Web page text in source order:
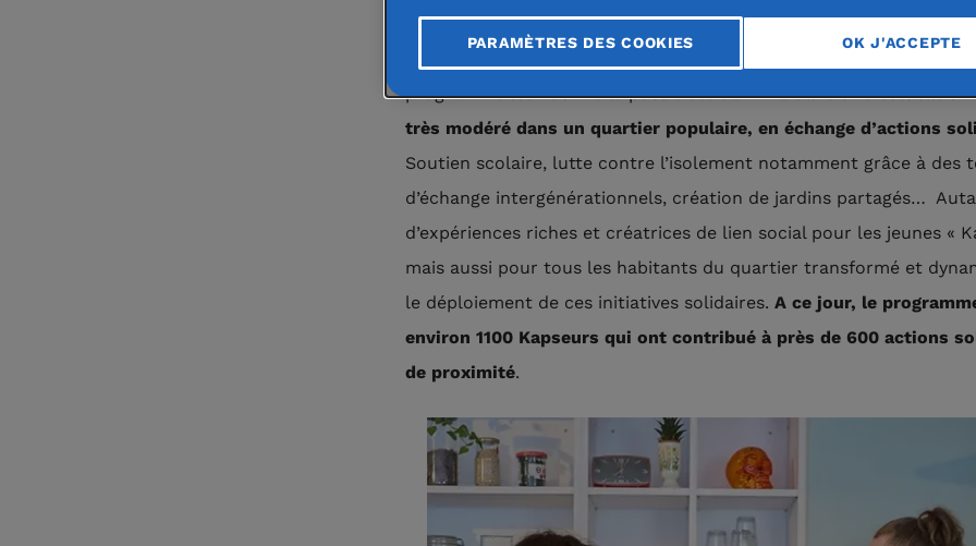
l’AFEV(Association de la fondation étudiante pour la ville).
programme leur donne la possibilité devivre dans une colocation
très modéré dans un quartier populaire, en échange d’actions
Soutien scolaire, lutte contre l’isolement notamment grâce à des
d’échange intergénérationnels, création de jardins partagés…
d’expériences riches et créatrices de lien social pour les jeunes «
mais aussi pour tous les habitants du quartier transformé et
le déploiement de ces initiatives solidaires. A ce jour, le
environ 1100 Kapseurs qui ont contribué à près de 600 actions
de proximité.
PARAMÈTRES DES COOKIES OK J'ACCEPTE